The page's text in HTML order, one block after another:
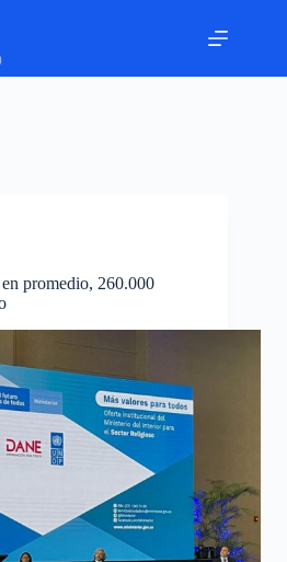
promedio, 260.000